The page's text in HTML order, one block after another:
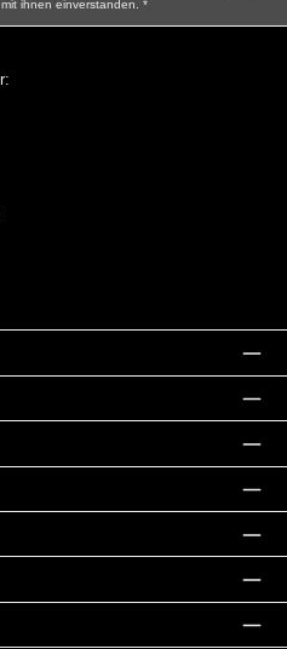
ihnen einverstanden.*